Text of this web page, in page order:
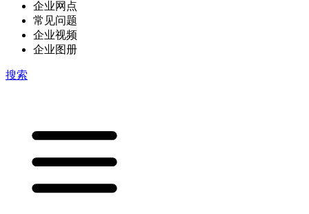
企业网点
常见问题
企业视频
企业图册
搜索